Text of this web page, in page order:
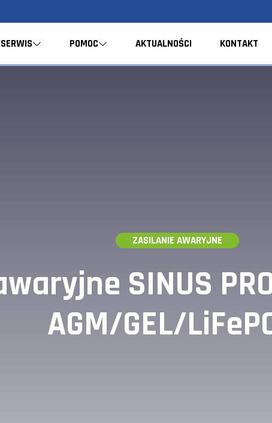
SERWIS POMOC AKTUALNOŚCI KONTAKT
ZASILANIE AWARYJNE
SINUS
AGM/GEL/